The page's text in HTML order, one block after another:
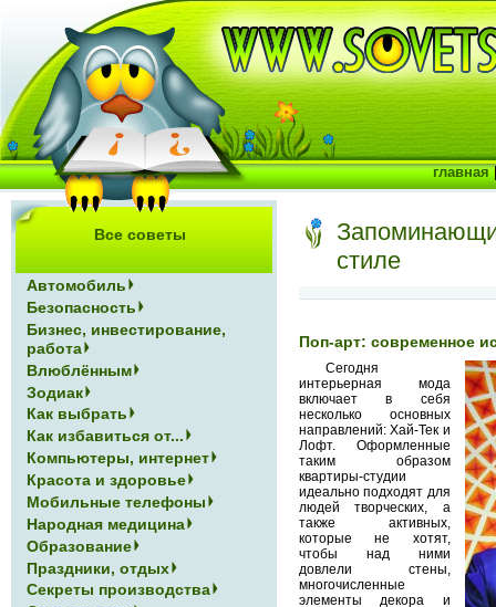
стиле
Поп-арт: современное
Сегодня
интерьерная мода
включает в себя
несколько основных
направлений: Хай-Тек и
Лофт. Оформленные
таким образом
квартиры-студии
идеально подходят для
людей творческих, а
также активных,
которые не хотят,
чтобы над ними
довлели стены,
многочисленные
элементы декора и
Все советы
Автомобиль
Безопасность
Бизнес, инвестирование,
работа
Влюблённым
Зодиак
Как выбрать
Как избавиться от...
Компьютеры, интернет
Красота и здоровье
Мобильные телефоны
Народная медицина
Образование
Праздники, отдых
Секреты производства
главная